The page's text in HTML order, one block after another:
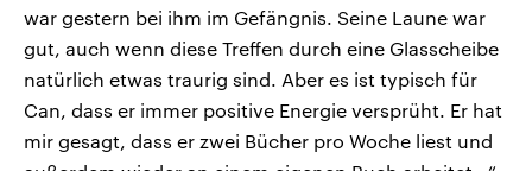
war gestern bei ihm im Gefängnis. Seine Laune war
gut, auch wenn diese Treffen durch eine Glasscheibe
natürlich etwas traurig sind. Aber es ist typisch für
Can, dass er immer positive Energie versprüht. Er hat
mir gesagt, dass er zwei Bücher pro Woche liest und